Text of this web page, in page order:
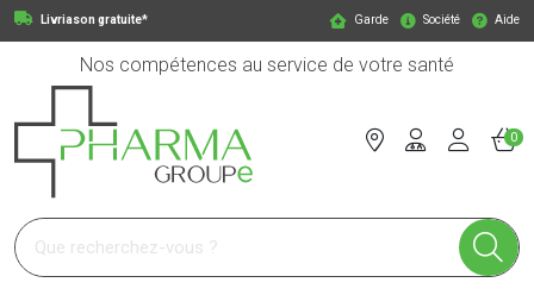
Livriason gratuite* Garde Société Aide
Nos compétences au service de votre santé
Pharmagroupe Votre pharmacie en ligne à votre service
0